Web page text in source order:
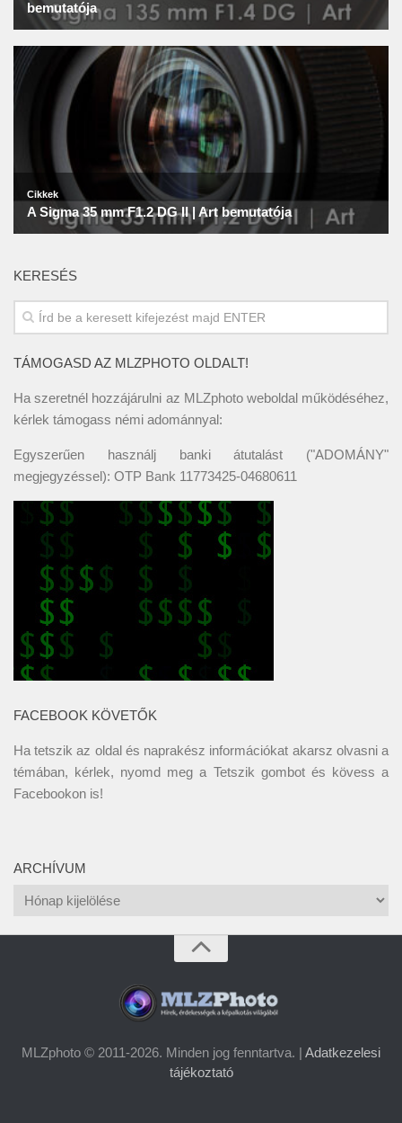
KERESÉS
TÁMOGASD AZ MLZPHOTO OLDALT!
Ha szeretnél hozzájárulni az MLZphoto weboldal működéséhez,
kérlek támogass némi adománnyal:
Egyszerűen használj banki átutalást ("ADOMÁNY"
megjegyzéssel): OTP Bank 11773425-04680611
FACEBOOK KÖVETŐK
Ha tetszik az oldal és naprakész információkat akarsz olvasni a
témában, kérlek, nyomd meg a Tetszik gombot és kövess a
Facebookon is!
ARCHÍVUM
Archívum
MLZphoto © 2011-2026. Minden jog fenntartva. | Adatkezelesi
tájékoztató